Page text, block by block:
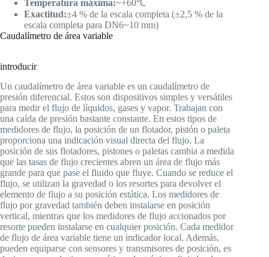
Temperatura máxima:~+60℃
Exactitud:±4 % de la escala completa (±2,5 % de la
escala completa para DN6~10 mm)
Caudalímetro de área variable
introducir
Un caudalímetro de área variable es un caudalímetro de
presión diferencial. Estos son dispositivos simples y versátiles
para medir el flujo de líquidos, gases y vapor. Trabajan con
una caída de presión bastante constante. En estos tipos de
medidores de flujo, la posición de un flotador, pistón o paleta
proporciona una indicación visual directa del flujo. La
posición de sus flotadores, pistones o paletas cambia a medida
que las tasas de flujo crecientes abren un área de flujo más
grande para que pase el fluido que fluye. Cuando se reduce el
flujo, se utilizan la gravedad o los resortes para devolver el
elemento de flujo a su posición estática. Los medidores de
flujo por gravedad también deben instalarse en posición
vertical, mientras que los medidores de flujo accionados por
resorte pueden instalarse en cualquier posición. Cada medidor
de flujo de área variable tiene un indicador local. Además,
pueden equiparse con sensores y transmisores de posición, es